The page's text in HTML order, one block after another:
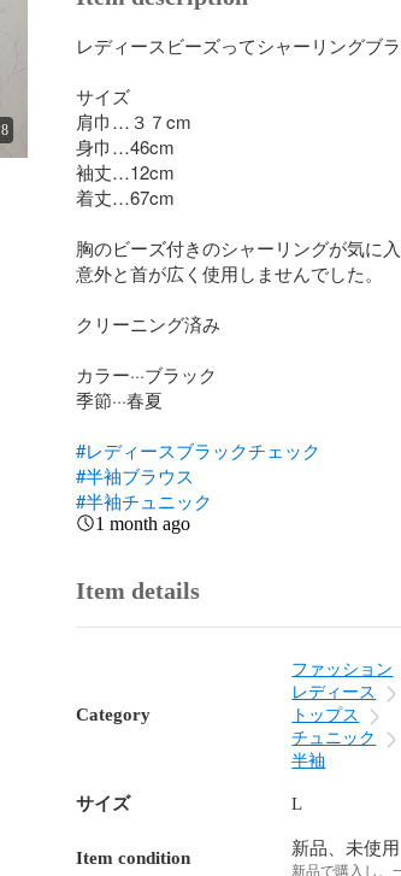
8
レディースビーズってシャーリングブ
サイズ
肩巾…３７cm
身巾…46cm
袖丈…12cm
着丈…67cm
胸のビーズ付きのシャーリングが気に
意外と首が広く使用しませんでした。
クリーニング済み
カラー···ブラック
季節···春夏
#レディースブラックチェック
#半袖ブラウス
#半袖チュニック
1 month ago
Item details
Category
ファッション
レディース
トップス
チュニック
半袖
サイズ L
Item condition 新品、未使用
新品で購入し、